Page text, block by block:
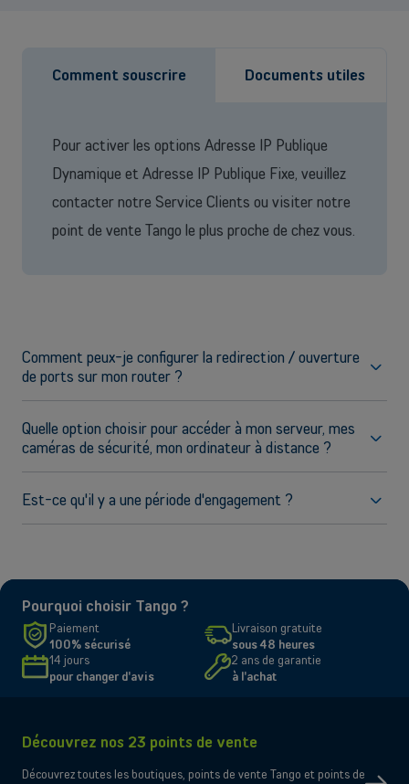
Grandes entreprises
Vous cherchez des solutions pour les grandes entreprises ? Laissez-
vous conseiller par l'un de nos experts commerciaux lors d'un rendez-
Comment souscrire Documents utiles
Pour activer les options Adresse IP Publique
Dynamique et Adresse IP Publique Fixe, veuillez
contacter notre Service Clients ou visiter notre
point de vente Tango le plus proche de chez vous.
Comment peux-je configurer la redirection / ouverture
de ports sur mon router ?
Pour toute question relative à la redirection et l'ouverture de
ports sur Fritz!Box, veuillez consulter la page suivante sur le
site du fabricant :
Configurer des redirections de port dans la FRITZ!Box
Service Client.
Quelle option choisir pour accéder à mon serveur, mes
caméras de sécurité, mon ordinateur à distance ?
Pour vous connecter à distance à un dispositif sur votre
réseau local, veuillez activer l'option Adresse IP Publique à
travers notre Service Clients ou en visitant un point de vente
Est-ce qu'il y a une période d'engagement ?
Oui. L'option Adresse IP Publique est soumise à une période
Pourquoi choisir Tango ?
Paiement
100% sécurisé
Livraison gratuite
sous 48 heures
14 jours
pour changer d'avis
2 ans de garantie
à l'achat
Découvrez nos 23 points de vente
Découvrez toutes les boutiques, points de vente Tango et points de